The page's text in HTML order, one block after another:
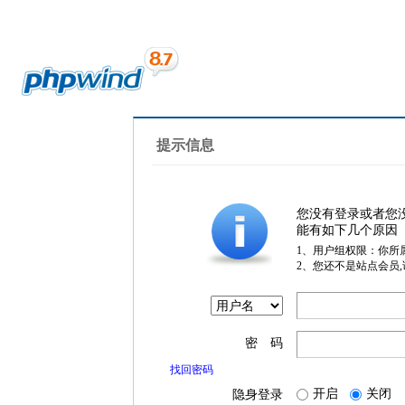
提示信息
您没有登录或者您
能有如下几个原因
1、用户组权限：你所
2、您还不是站点会员
密 码
找回密码
隐身登录 开启 关闭